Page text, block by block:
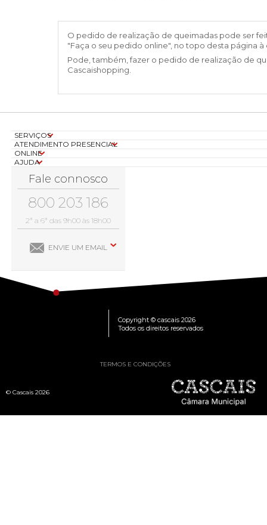
O pedido de realização de queimadas pode ser
"Faça o seu pedido online", no topo desta página
Pode, também, fazer o pedido de realização de
Cascaishopping.
SERVIÇOS
ATENDIMENTO PRESENCIAL
ONLINE
AJUDA
Fale connosco
800 203 186
2ª a 6ª das 9h00 às 18h00
ENVIE UM EMAIL
Copyright © cascais 2026
Todos os direitos reservados
TERMOS E CONDIÇÕES
© Cascais 2026